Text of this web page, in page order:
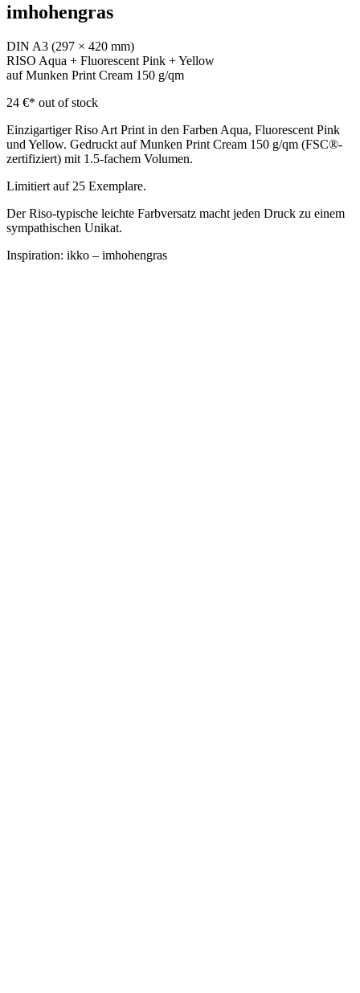
imhohengras
DIN A3 (297 × 420 mm)
RISO Aqua + Fluorescent Pink + Yellow
auf Munken Print Cream 150 g/qm
24 €* out of stock
Einzigartiger Riso Art Print in den Farben Aqua, Fluorescent Pink
und Yellow. Gedruckt auf Munken Print Cream 150 g/qm (FSC®-
zertifiziert) mit 1.5-fachem Volumen.
Limitiert auf 25 Exemplare.
Der Riso-typische leichte Farbversatz macht jeden Druck zu einem
sympathischen Unikat.
Inspiration: ikko – imhohengras